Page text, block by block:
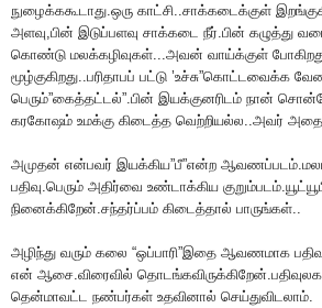
நுழைக்ககூடாது.ஒரு காட்சி..சாக்கடைக்குள்
அளவு,பின் இடுப்பளவு சாக்கடை நீர்.பின் கழுத்து
கொண்டு மலக்கழிவுகள்...அவன் வாய்க்குள்
மூழ்குகிறது..பரிதாபப் பட்டு ’உச்சு”கொட்டவைக்க
பெரும்”கைத்தட்டல்”.பின் இயக்குனரிடம் நான்
கரகோஷம் உமக்கு கிடைத்த வெற்றியல்ல..அவர் அதை
அமுதன் என்பவர் இயக்கிய”பீ”என்ற
பதிவு.பெரும் அதிர்வை உண்டாக்கிய
நினைக்கிறேன்.சந்தர்ப்பம் கிடைத்தால் பாருங்கள்..
அழிந்து வரும் கலை “ஒப்பாரி”இதை ஆவணமாக
என் ஆசை.விரைவில்
தென்மாவட்ட நண்பர்கள் உதவினால் செய்துவிடலாம்.